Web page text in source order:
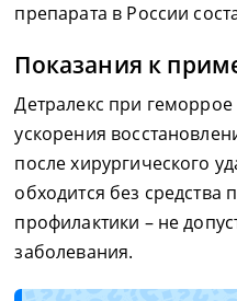
препарата в России
Показания к
Детралекс при геморрое
ускорения
после хирургического
обходится без средства
профилактики – не
заболевания.